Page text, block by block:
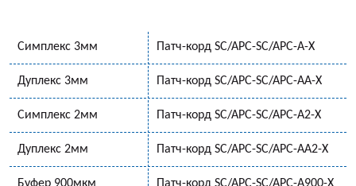
Симплекс 3мм Патч-корд SC/APC-SC/APC-A-Х
Дуплекс 3мм Патч-корд SC/APC-SC/APC-AA-X
Симплекс 2мм Патч-корд SC/APC-SC/APC-A2-Х
Дуплекс 2мм Патч-корд SC/APC-SC/APC-AA2-Х
Буфер 900мкм Патч-корд SC/APC-SC/APC-A900-Х